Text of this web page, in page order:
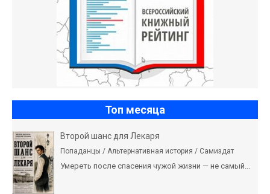
Топ месяца
Второй шанс для Лекаря
Попаданцы / Альтернативная история / Самиздат
Умереть после спасения чужой жизни — не самый...